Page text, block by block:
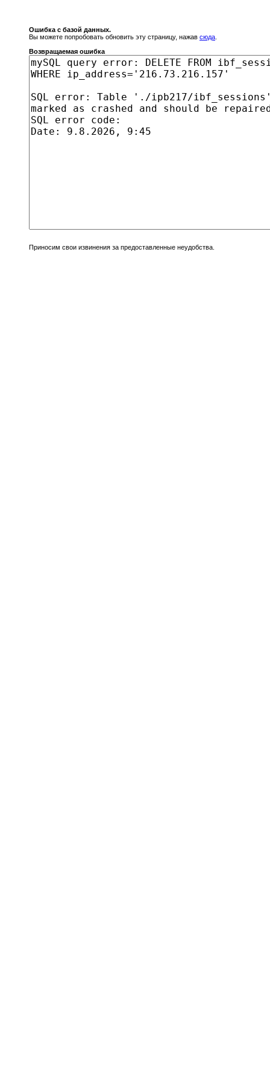
Ошибка с базой данных.
Вы можете попробовать обновить эту страницу, нажав сюда
Возвращаемая ошибка
Приносим свои извинения за предоставленные неудобства.